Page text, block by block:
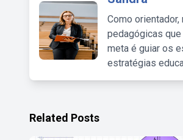
Como
pedagógicas
meta é guiar os
estratégias
Related Posts